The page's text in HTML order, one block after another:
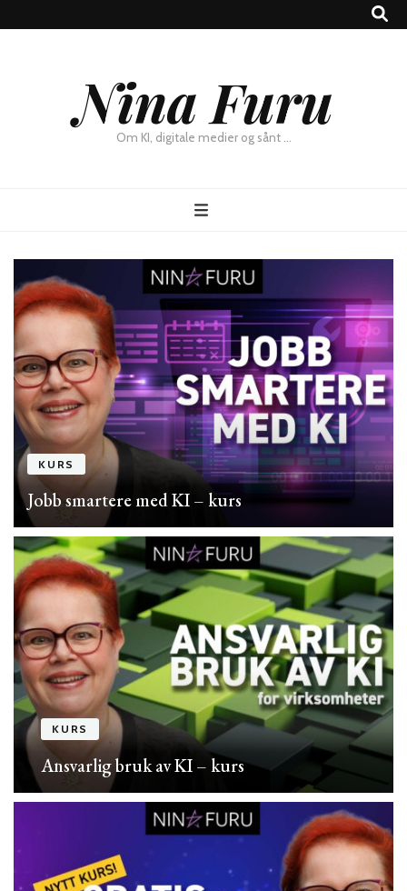
Nina Furu
Om KI, digitale medier og sånt …
KURS
Jobb smartere med KI – kurs
KURS
Ansvarlig bruk av KI – kurs